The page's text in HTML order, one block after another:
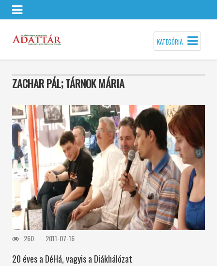
KATEGÓRIA
ZACHAR PÁL; TÁRNOK MÁRIA
260 2011-07-16
20 éves a DéHá, vagyis a Diákhálózat